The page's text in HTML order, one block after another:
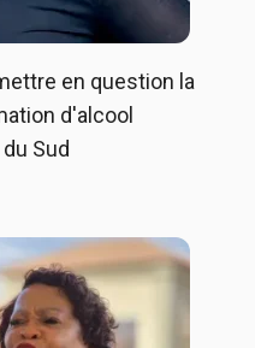
en question la
d'alcool
Sud